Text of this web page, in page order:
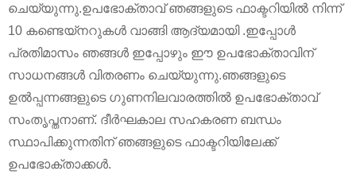
ചെയ്യുന്നു.ഉപഭോക്താവ് ഞങ്ങളുടെ ഫാക്ടറിയിൽ നിന്ന്
10 കണ്ടെയ്നറുകൾ വാങ്ങി ആദ്യമായി .ഇപ്പോൾ
പ്രതിമാസം ഞങ്ങൾ ഇപ്പോഴും ഈ ഉപഭോക്താവിന്
സാധനങ്ങൾ വിതരണം ചെയ്യുന്നു.ഞങ്ങളുടെ
ഉൽപ്പന്നങ്ങളുടെ ഗുണനിലവാരത്തിൽ ഉപഭോക്താവ്
സംതൃപ്തനാണ്. ദീർഘകാല സഹകരണ ബന്ധം
സ്ഥാപിക്കുന്നതിന് ഞങ്ങളുടെ ഫാക്ടറിയിലേക്ക്
ഉപഭോക്താക്കൾ.